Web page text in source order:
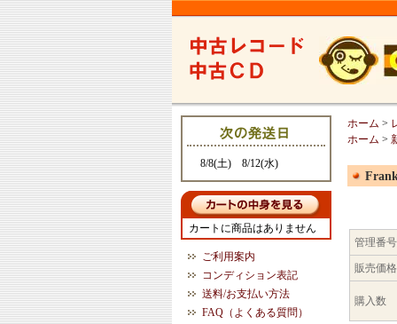
8/8(土) 8/12(水)
カートに商品はありません
ご利用案内
コンディション表記
送料/お支払い方法
FAQ（よくある質問）
ホーム >
ホーム >
管理番号
販売価格
購入数